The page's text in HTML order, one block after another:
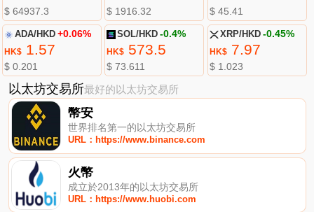
$ 64937.3 $ 1916.32 $ 45.41
ADA/HKD +0.06%
HK$1.57
$ 0.201
SOL/HKD -0.4%
HK$ 573.5
$ 73.611
XRP/HKD -0.45%
HK$7.97
$ 1.023
以太坊交易所最好的以太坊交易所
幣安
世界排名第一的以太坊交易所
URL：https://www.binance.com
火幣
成立於2013年的以太坊交易所
URL：https://www.huobi.com